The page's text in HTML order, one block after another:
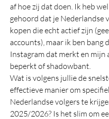
af hoe zij dat doen. Ik heb
gehoord dat je Nederlandse
kopen die echt actief zijn
accounts), maar ik ben bang
Instagram dat merkt en mijn
beperkt of shadowbant.
Wat is volgens jullie de
effectieve manier om
Nederlandse volgers te
2025/2026? Is het slim om